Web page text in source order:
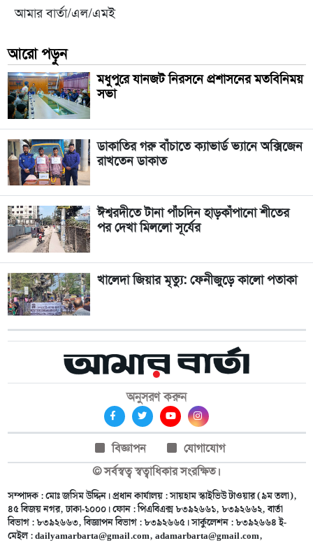
আমার বার্তা/এল/এমই
আরো পড়ুন
মধুপুরে যানজট নিরসনে প্রশাসনের মতবিনিময়
সভা
ডাকাতির গরু বাঁচাতে ক্যাভার্ড ভ্যানে অক্সিজেন
রাখতেন ডাকাত
ঈশ্বরদীতে টানা পাঁচদিন হাড়কাঁপানো শীতের
পর দেখা মিললো সূর্যের
খালেদা জিয়ার মৃত্যু: ফেনীজুড়ে কালো পতাকা
অনুসরণ করুন
বিজ্ঞাপন
যোগাযোগ
© সর্বস্বত্ব স্বত্বাধিকার সংরক্ষিত।
সম্পাদক : মোঃ জসিম উদ্দিন। প্রধান কার্যালয় : সায়হাম স্কাইভিউ টাওয়ার (৯ম তলা),
৪৫ বিজয় নগর, ঢাকা-১০০০। ফোন : পিএবিএক্স ৮৩৯২৬৬১, ৮৩৯২৬৬২, বার্তা
বিভাগ : ৮৩৯২৬৬৩, বিজ্ঞাপন বিভাগ : ৮৩৯২৬৬৫। সার্কুলেশন : ৮৩৯২৬৬৪ ই-
মেইল :dailyamarbarta@gmail.com,adamarbarta@gmail.com,